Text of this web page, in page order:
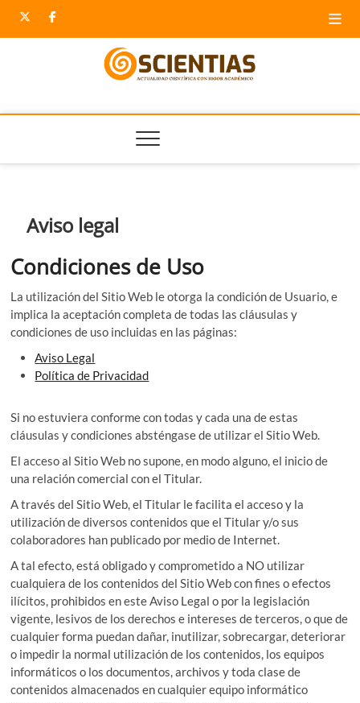
twitterfacebook
Scientias
CIENTÍFICA CON RIGOR ACADÉMICO.
Aviso legal
Condiciones de Uso
La utilización del Sitio Web le otorga la condición de Usuario, e
implica la aceptación completa de todas las cláusulas y
condiciones de uso incluidas en las páginas:
Aviso Legal
Política de Privacidad
Si no estuviera conforme con todas y cada una de estas
cláusulas y condiciones absténgase de utilizar el Sitio Web.
El acceso al Sitio Web no supone, en modo alguno, el inicio de
una relación comercial con el Titular.
A través del Sitio Web, el Titular le facilita el acceso y la
utilización de diversos contenidos que el Titular y/o sus
colaboradores han publicado por medio de Internet.
A tal efecto, está obligado y comprometido a NO utilizar
cualquiera de los contenidos del Sitio Web con fines o efectos
ilícitos, prohibidos en este Aviso Legal o por la legislación
vigente, lesivos de los derechos e intereses de terceros, o que de
cualquier forma puedan dañar, inutilizar, sobrecargar, deteriorar
o impedir la normal utilización de los contenidos, los equipos
informáticos o los documentos, archivos y toda clase de
contenidos almacenados en cualquier equipo informático